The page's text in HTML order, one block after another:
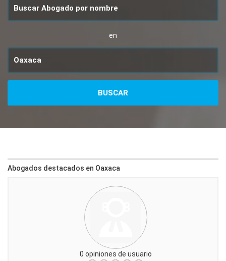
en
Abogados destacados en Oaxaca
0 opiniones de usuario